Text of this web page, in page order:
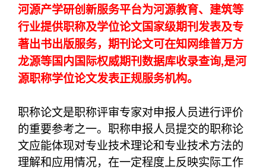
河源产学研创新服务平台为河源教育、建筑等
行业提供职称及学位论文国家级期刊发表及专
著出书出版服务，期刊论文可在知网维普万方
龙源等国内国际权威期刊数据库收录查询,是河
源职称学位论文发表正规服务机构。
职称论文是职称评审专家对申报人员进行评价
的重要参考之一。职称申报人员提交的职称论
文应能体现对专业技术理论和专业技术方法的
理解和应用情况，在一定程度上反映实际工作